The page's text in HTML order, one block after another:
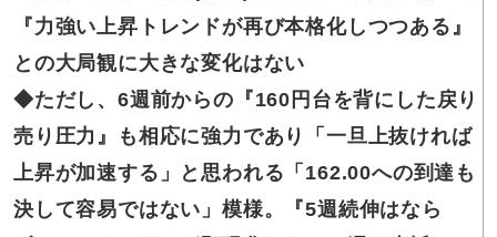
『力強い上昇トレンドが再び本格化しつつある』
との大局観に大きな変化はない
◆ただし、 6週前からの『160円台を背にした戻り
売り圧力』も相応に強力であり「一旦上抜ければ
上昇が加速する」と思われる「162.00への到達も
決して容易ではない」模様。『5週続伸はなら